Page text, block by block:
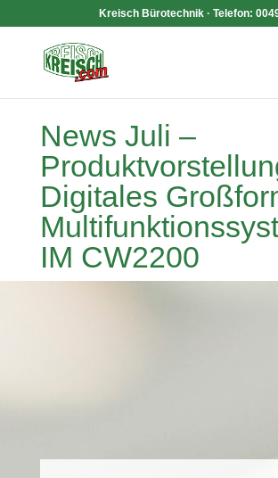
Kreisch Bürotechnik · Telefon:
News Juli –
Digitales
IM CW2200